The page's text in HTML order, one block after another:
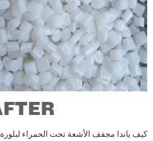
كيف ياندا مجفف الأشعة تحت الحمراء لبلورة PET Masterbatch؟